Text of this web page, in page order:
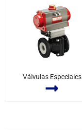
Válvulas Especiales